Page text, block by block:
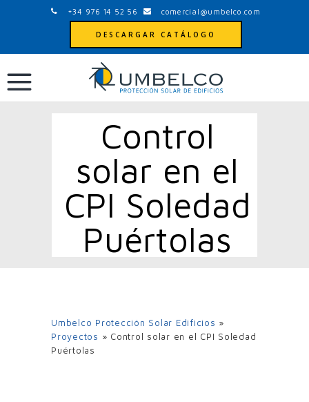
+34 976 14 52 56 comercial@umbelco.com
DESCARGAR CATÁLOGO
Control
solar en el
CPI Soledad
Puértolas
Umbelco Protección Solar Edificios »
Proyectos » Control solar en el CPI Soledad
Puértolas